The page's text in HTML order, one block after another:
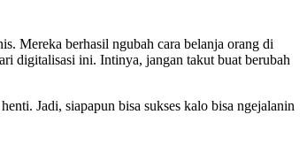
Mereka berhasil ngubah cara belanja orang di
digitalisasi ini. Intinya, jangan takut buat berubah
Jadi, siapapun bisa sukses kalo bisa ngejalanin